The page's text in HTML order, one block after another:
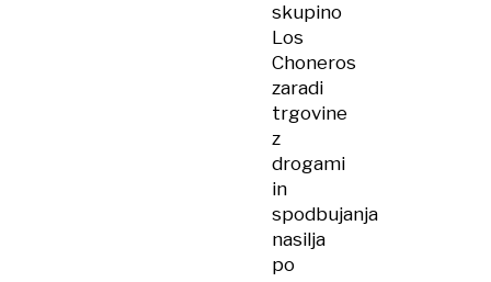
skupino
Los
Choneros
zaradi
trgovine
z
drogami
in
spodbujanja
nasilja
po